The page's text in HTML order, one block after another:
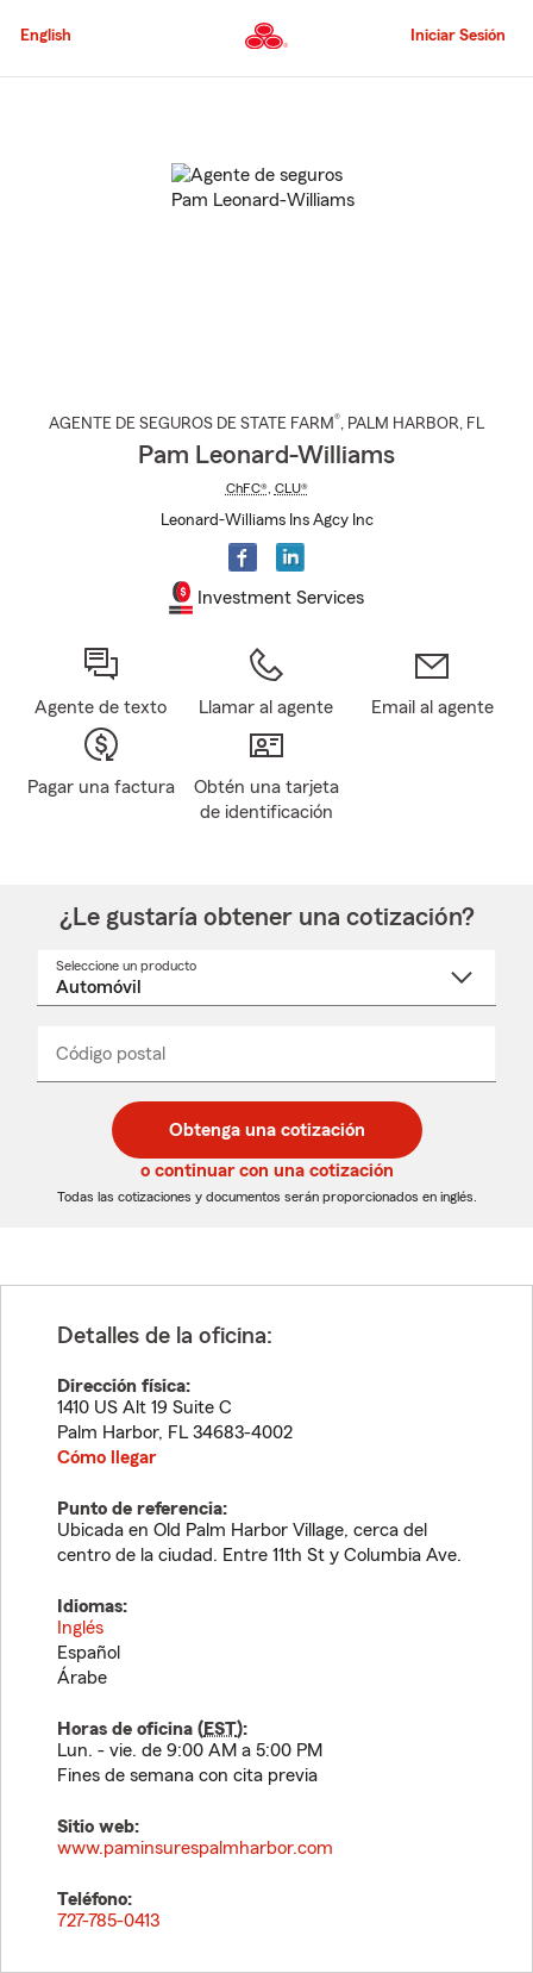
al
principal
English Iniciar Sesión
AGENTE DE SEGUROS DE STATE FARM®, PALM HARBOR, FL
Pam Leonard-Williams
ChFC®, CLU®
Leonard-Williams Ins Agcy Inc
Investment Services
Agente de texto Llamar al agente Email al agente
Pagar una factura
Obtén una tarjeta
de identificación
¿Le gustaría obtener una cotización?
Seleccione un producto
desplegable
Código postal
de
5
dígitos
de
5
dígitos
_____
Obtenga una cotización
o continuar con una cotización
Todas las cotizaciones y documentos serán proporcionados en inglés.
Detalles de la oficina:
Dirección física:
1410 US Alt 19 Suite C
Palm Harbor, FL 34683-4002
Cómo llegar
Punto de referencia:
Ubicada en Old Palm Harbor Village, cerca del
centro de la ciudad. Entre 11th St y Columbia Ave.
Idiomas:
Inglés
Español
Árabe
Horas de oficina (EST):
Lun. - vie. de 9:00 AM a 5:00 PM
Fines de semana con cita previa
Sitio web:
www.paminsurespalmharbor.com
Teléfono:
727-785-0413